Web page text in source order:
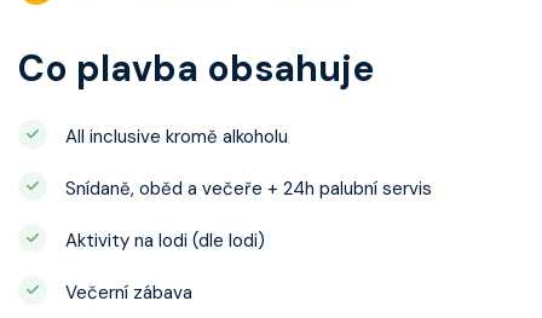
Co plavba obsahuje
All inclusive kromě alkoholu
Snídaně, oběd a večeře + 24h palubní servis
Aktivity na lodi (dle lodi)
Večerní zábava